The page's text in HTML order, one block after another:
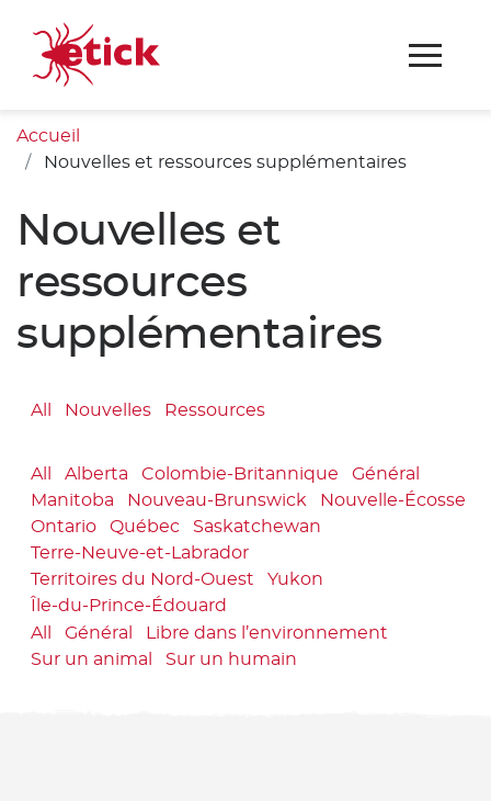
Accueil
Nouvelles et ressources supplémentaires
Nouvelles et
ressources
supplémentaires
All Nouvelles Ressources
All Alberta Colombie-Britannique
Général
Manitoba
Nouveau-Brunswick
Nouvelle-Écosse
Ontario
Québec
Saskatchewan
Terre-Neuve-et-Labrador
Territoires du Nord-Ouest
Yukon
Île-du-Prince-Édouard
All
Général
Libre dans l’environnement
Sur un animal
Sur un humain